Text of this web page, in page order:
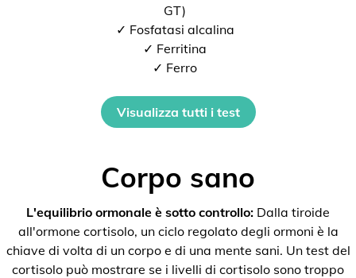
GT)
✓ Fosfatasi alcalina
✓ Ferritina
✓ Ferro
Visualizza tutti i test
Corpo sano
L'equilibrio ormonale è sotto controllo: Dalla tiroide
all'ormone cortisolo, un ciclo regolato degli ormoni è la
chiave di volta di un corpo e di una mente sani. Un test del
cortisolo può mostrare se i livelli di cortisolo sono troppo